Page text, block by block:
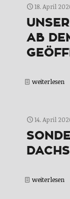
18. April
AB
weiterlesen
14. April
weiterlesen